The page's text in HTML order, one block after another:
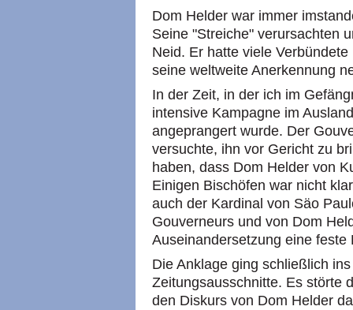
Dom Helder war immer
Seine "Streiche" verursachten
Neid. Er hatte viele
seine weltweite Anerkennung
In der Zeit, in der ich im
intensive Kampagne im
angeprangert wurde. Der
versuchte, ihn vor Gericht zu
haben, dass Dom Helder von
Einigen Bischöfen war nicht
auch der Kardinal von Säo
Gouverneurs und von Dom
Auseinandersetzung eine feste
Die Anklage ging schließlich
Zeitungsausschnitte. Es störte
den Diskurs von Dom Helder